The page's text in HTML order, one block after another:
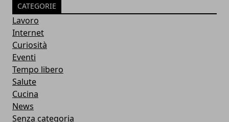
CATEGORIE
Lavoro
Internet
Curiosità
Eventi
Tempo libero
Salute
Cucina
News
Senza categoria